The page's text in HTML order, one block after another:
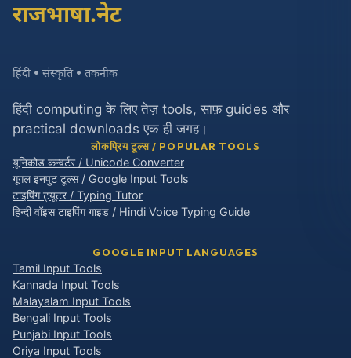
राजभाषा.नेट
हिंदी • संस्कृति • तकनीक
हिंदी computing के लिए तेज़ tools, साफ़ guides और
practical downloads एक ही जगह।
लोकप्रिय टूल्स / POPULAR TOOLS
यूनिकोड कन्वर्टर / Unicode Converter
गूगल इनपुट टूल्स / Google Input Tools
टाइपिंग ट्यूटर / Typing Tutor
हिन्दी वॉइस टाइपिंग गाइड / Hindi Voice Typing Guide
GOOGLE INPUT LANGUAGES
Tamil Input Tools
Kannada Input Tools
Malayalam Input Tools
Bengali Input Tools
Punjabi Input Tools
Oriya Input Tools